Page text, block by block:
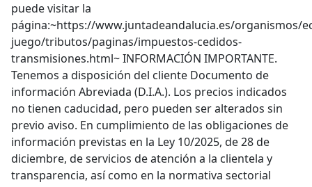
puede visitar la
página:~https://www.juntadeandalucia.es/
juego/tributos/paginas/impuestos-cedidos-
transmisiones.html~ INFORMACIÓN IMPORTANTE.
Tenemos a disposición del cliente Documento de
información Abreviada (D.I.A.). Los precios indicados
no tienen caducidad, pero pueden ser alterados sin
previo aviso. En cumplimiento de las obligaciones de
información previstas en la Ley 10/2025, de 28 de
diciembre, de servicios de atención a la clientela y
transparencia, así como en la normativa sectorial